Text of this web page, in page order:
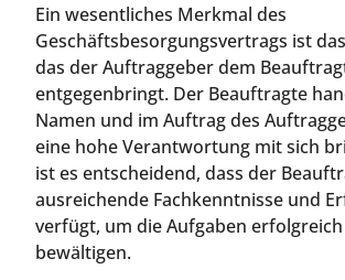
Ein wesentliches Merkmal des
Geschäftsbesorgungsvertrags ist
das der Auftraggeber dem
entgegenbringt. Der Beauftragte
Namen und im Auftrag des
eine hohe Verantwortung mit sich
ist es entscheidend, dass der
ausreichende Fachkenntnisse und
verfügt, um die Aufgaben
bewältigen.